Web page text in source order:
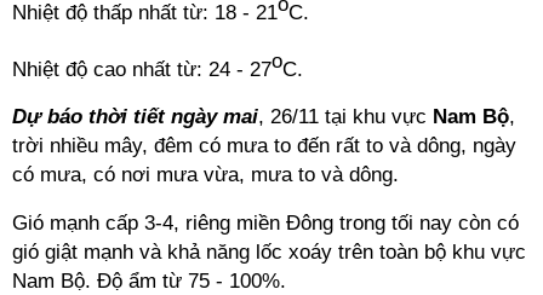
Nhiệt độ thấp nhất từ: 18 - 21 C.
Nhiệt độ cao nhất từ: 24 - 27oC.
Dự báo thời tiết ngày mai, 26/11 tại khu vực Nam Bộ,
trời nhiều mây, đêm có mưa to đến rất to và dông, ngày
có mưa, có nơi mưa vừa, mưa to và dông.
Gió mạnh cấp 3-4, riêng miền Đông trong tối nay còn có
gió giật mạnh và khả năng lốc xoáy trên toàn bộ khu vực
Nam Bộ. Độ ẩm từ 75 - 100%.